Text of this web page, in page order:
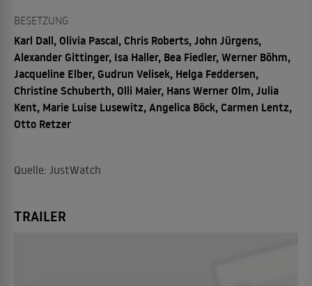
BESETZUNG
Karl Dall, Olivia Pascal, Chris Roberts, John Jürgens,
Alexander Gittinger, Isa Haller, Bea Fiedler, Werner Böhm,
Jacqueline Elber, Gudrun Velisek, Helga Feddersen,
Christine Schuberth, Olli Maier, Hans Werner Olm, Julia
Kent, Marie Luise Lusewitz, Angelica Böck, Carmen Lentz,
Otto Retzer
Quelle: JustWatch
TRAILER